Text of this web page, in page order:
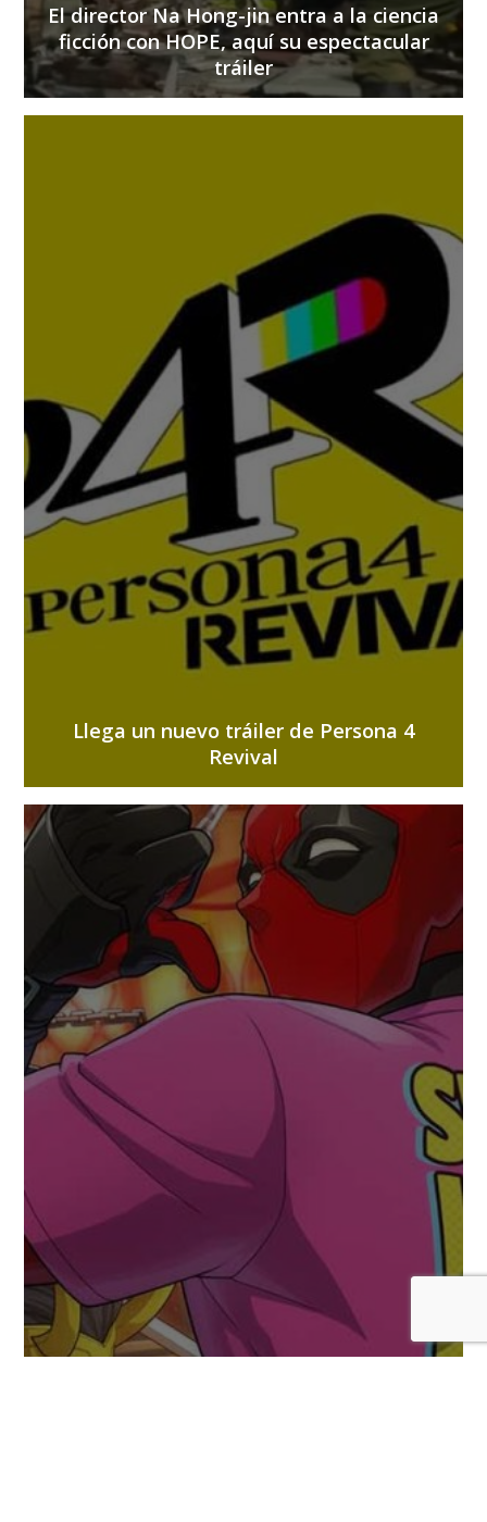
El director Na Hong-jin entra a la ciencia
ficción con HOPE, aquí su espectacular
tráiler
Llega un nuevo tráiler de Persona 4
Revival